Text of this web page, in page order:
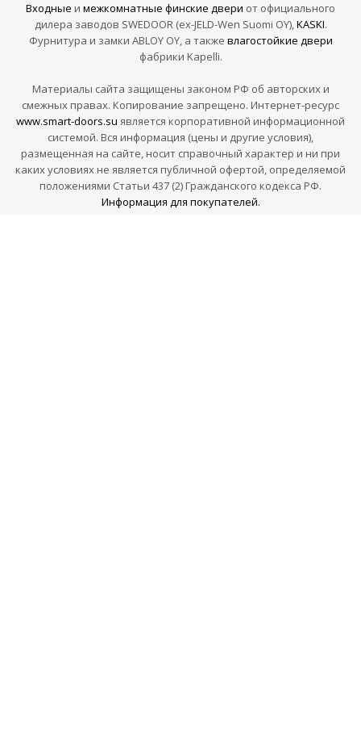
Входные и межкомнатные финские двери от официального
дилера заводов SWEDOOR (ex-JELD-Wen Suomi OY),KASKI.
Фурнитура и замки ABLOY OY, а также влагостойкие двери
фабрики Kapelli.
Материалы сайта защищены законом РФ об авторских и
смежных правах. Копирование запрещено. Интернет-ресурс
www.smart-doors.su является корпоративной информационной
системой. Вся информация (цены и другие условия),
размещенная на сайте, носит справочный характер и ни при
каких условиях не является публичной офертой, определяемой
положениями Статьи 437 (2) Гражданского кодекса РФ.
Информация для покупателей.